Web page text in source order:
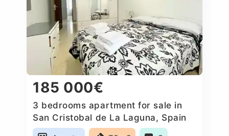
185 000€
3 bedrooms apartment for sale in
San Cristobal de La Laguna, Spain